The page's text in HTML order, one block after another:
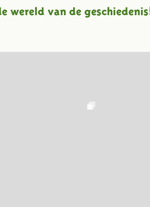
wereld van de geschiedenis!